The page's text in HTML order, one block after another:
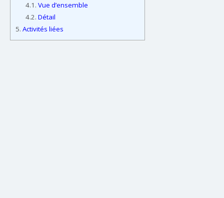
4.1. Vue d’ensemble
4.2. Détail
5. Activités liées